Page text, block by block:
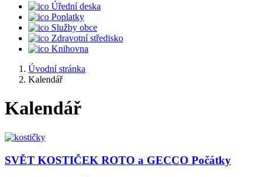
Úřední deska
Poplatky
Služby obce
Zdravotní středisko
Knihovna
Úvodní stránka
Kalendář
Kalendář
SVĚT KOSTIČEK ROTO a GECCO Počátky